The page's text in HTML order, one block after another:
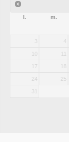
l. m.
3 4
10 11
17 18
24 25
31